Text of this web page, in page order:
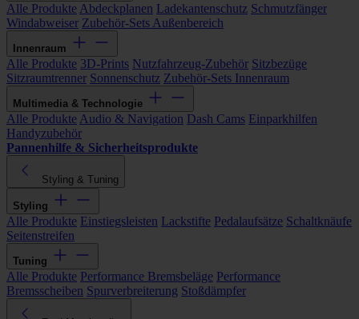
Alle Produkte Abdeckplanen Ladekantenschutz Schmutzfänger
Windabweiser Zubehör-Sets Außenbereich
Innenraum
Alle Produkte 3D-Prints Nutzfahrzeug-Zubehör Sitzbezüge
Sitzraumtrenner Sonnenschutz Zubehör-Sets Innenraum
Multimedia & Technologie
Alle Produkte Audio & Navigation Dash Cams Einparkhilfen
Handyzubehör
Pannenhilfe & Sicherheitsprodukte
Styling & Tuning
Styling
Alle Produkte Einstiegsleisten Lackstifte Pedalaufsätze Schaltknäufe
Seitenstreifen
Tuning
Alle Produkte Performance Bremsbeläge Performance
Bremsscheiben Spurverbreiterung Stoßdämpfer